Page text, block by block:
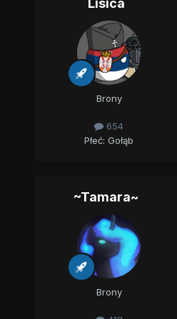
Lisica
Brony
654
Płeć: Gołąb
~Tamara~
Brony